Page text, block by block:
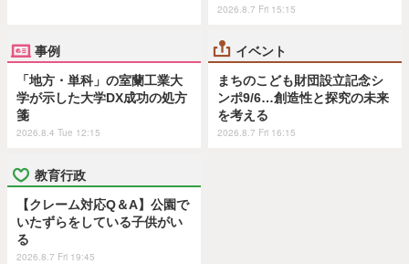
2026.8.7 Fri 15:15
事例
「地方・単科」の室蘭工業大
学が示した大学DX成功の処方
箋
2026.8.4 Tue 12:15
イベント
まちのこども財団設立記念シ
ンポ9/6…創造性と探究の未来
を考える
2026.8.7 Fri 16:15
教育行政
【クレーム対応Q＆A】公園で
いたずらをしている子供がい
る
2026.8.7 Fri 19:45